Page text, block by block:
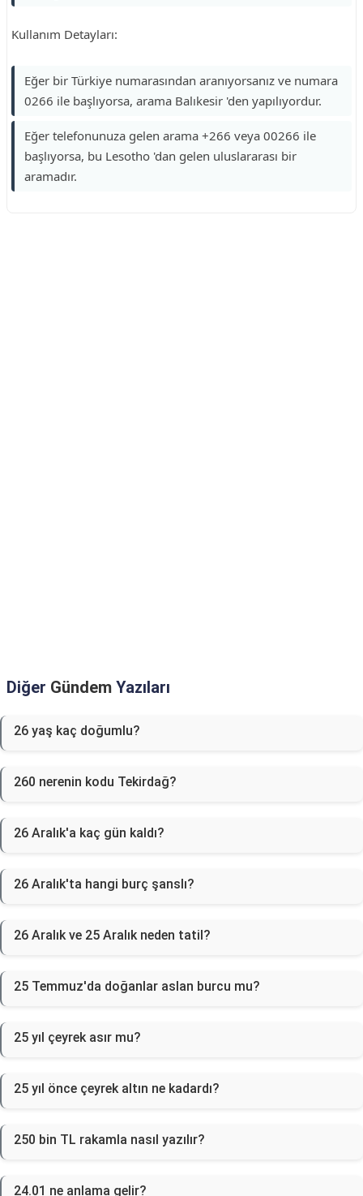
Kullanım Detayları:
Eğer bir Türkiye numarasından aranıyorsanız ve numara
0266 ile başlıyorsa, arama Balıkesir 'den yapılıyordur.
Eğer telefonunuza gelen arama +266 veya 00266 ile
başlıyorsa, bu Lesotho 'dan gelen uluslararası bir
aramadır.
Diğer Gündem Yazıları
26 yaş kaç doğumlu?
260 nerenin kodu Tekirdağ?
26 Aralık'a kaç gün kaldı?
26 Aralık'ta hangi burç şanslı?
26 Aralık ve 25 Aralık neden tatil?
25 Temmuz'da doğanlar aslan burcu mu?
25 yıl çeyrek asır mu?
25 yıl önce çeyrek altın ne kadardı?
250 bin TL rakamla nasıl yazılır?
24.01 ne anlama gelir?